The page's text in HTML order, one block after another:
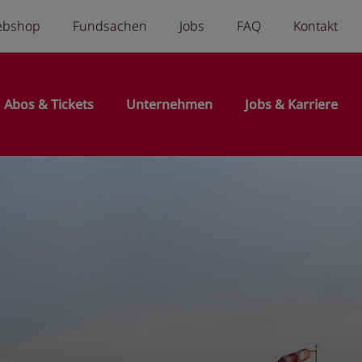
menu
Fundsachen Jobs FAQ Kontakt
Abos & Tickets Unternehmen Jobs & Karriere